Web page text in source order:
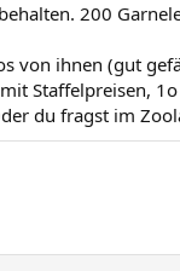
200
ihnen (gut
Staffelpreisen,
du fragst im